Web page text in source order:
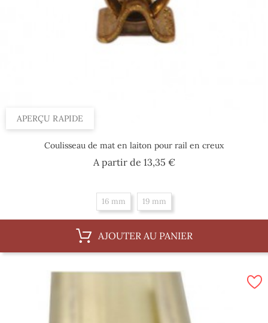
APERÇU RAPIDE
Coulisseau de mat en laiton pour rail en creux
A partir de 13,35 €Prix
16 mm 19 mm
AJOUTER AU PANIER